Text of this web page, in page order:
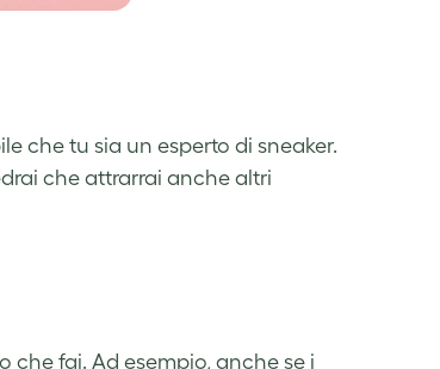
che tu sia un esperto di sneaker.
che attrarrai anche altri
che fai. Ad esempio, anche se i